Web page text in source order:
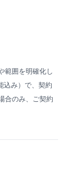
範囲を明確化し
込み）で、契約
合のみ、ご契約